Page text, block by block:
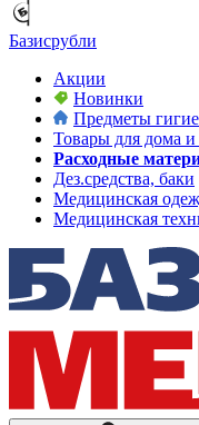
Базисрубли
Акции
Новинки
Предметы
Товары для дома и
Расходные
Дез.средства, баки
Медицинская
Медицинская